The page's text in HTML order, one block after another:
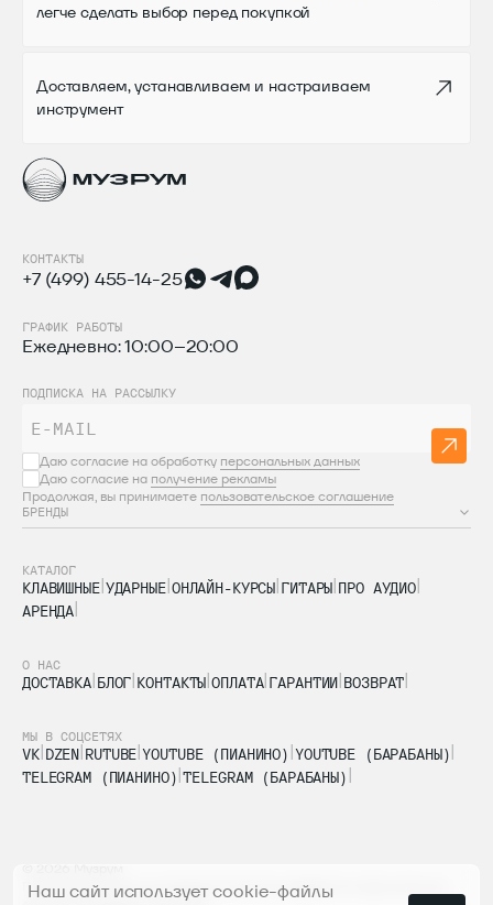
легче сделать выбор перед покупкой
Доставляем, устанавливаем и настраиваем
инструмент
КОНТАКТЫ
+7 (499) 455-14-25
ГРАФИК РАБОТЫ
Ежедневно: 10:00–20:00
ПОДПИСКА НА РАССЫЛКУ
Даю согласие на обработку персональных данных
Даю согласие на получение рекламы
Продолжая, вы принимаете пользовательское соглашение
БРЕНДЫ
КАТАЛОГ
КЛАВИШНЫЕ УДАРНЫЕ ОНЛАЙН-КУРСЫ ГИТАРЫ ПРО АУДИО
АРЕНДА
О НАС
ДОСТАВКА БЛОГ КОНТАКТЫ ОПЛАТА ГАРАНТИИ ВОЗВРАТ
МЫ В СОЦСЕТЯХ
VK DZEN RUTUBE YOUTUBE (ПИАНИНО) YOUTUBE (БАРАБАНЫ)
TELEGRAM (ПИАНИНО) TELEGRAM (БАРАБАНЫ)
Пользовательское соглашение Политика обработки персональных
Наш сайт использует cookie-файлы